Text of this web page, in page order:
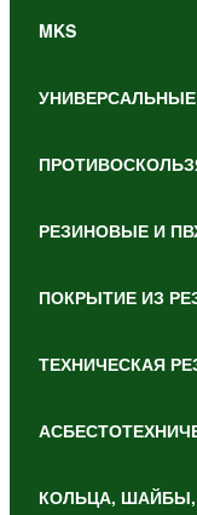
MKS
РЕЗИНОВЫЕ И
ПОКРЫТИЕ ИЗ
ТЕХНИЧЕСКАЯ
КОЛЬЦА,